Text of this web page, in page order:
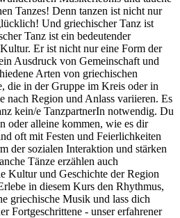
Tanzes! Denn tanzen ist nicht nur
Und griechischer Tanz ist
Tanz ist ein bedeutender
Er ist nicht nur eine Form der
Ausdruck von Gemeinschaft und
Arten von griechischen
die in der Gruppe im Kreis oder in
nach Region und Anlass variieren. Es
kein/e TanzpartnerIn notwendig. Du
oder alleine kommen, wie es dir
oft mit Festen und Feierlichkeiten
der sozialen Interaktion und stärken
Tänze erzählen auch
Kultur und Geschichte der Region
in diesem Kurs den Rhythmus,
griechische Musik und lass dich
Fortgeschrittene - unser erfahrener